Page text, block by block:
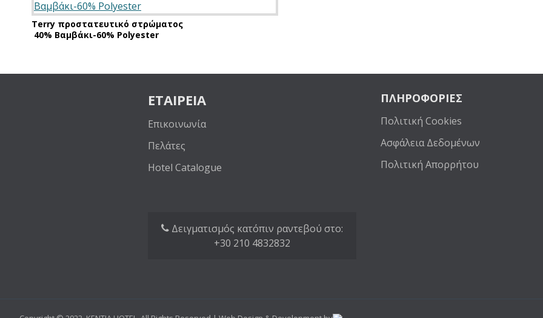
Terry προστατευτικό στρώματος
40% Βαμβάκι-60% Polyester
ΕΤΑΙΡΕΙΑ
Επικοινωνία
Πελάτες
Hotel Catalogue
Δειγματισμός κατόπιν ραντεβού στο:
+30 210 4832832
ΠΛΗΡΟΦΟΡΙΕΣ
Πολιτική Cookies
Ασφάλεια Δεδομένων
Πολιτική Απορρήτου